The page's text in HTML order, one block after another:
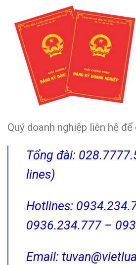
Quý doanh nghiệp liên hệ
Tổng đài:
lines)
Hotlines:
0936.234.777 –
Email: